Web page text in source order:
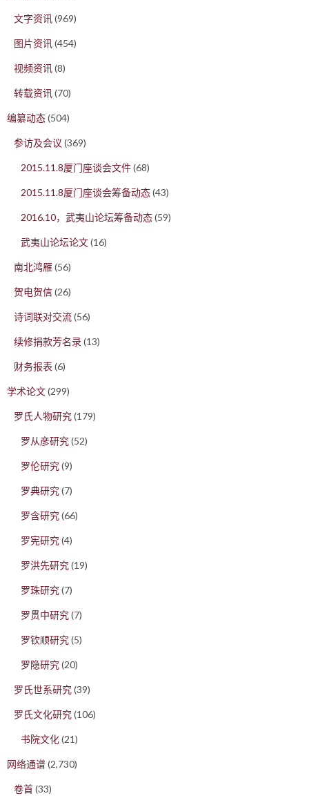
文字资讯(969)
图片资讯(454)
视频资讯(8)
转载资讯(70)
编纂动态(504)
参访及会议 (369)
2015.11.8厦门座谈会文件(68)
2015.11.8厦门座谈会筹备动态(43)
2016.10，武夷山论坛筹备动态(59)
武夷山论坛论文(16)
南北鸿雁(56)
贺电贺信(26)
诗词联对交流(56)
续修捐款芳名录(13)
财务报表 (6)
学术论文(299)
罗氏人物研究(179)
罗从彦研究(52)
罗伦研究(9)
罗典研究(7)
罗含研究(66)
罗宪研究(4)
罗洪先研究(19)
罗珠研究(7)
罗贯中研究(7)
罗钦顺研究(5)
罗隐研究(20)
罗氏世系研究(39)
罗氏文化研究(106)
书院文化(21)
网络通谱(2,730)
卷首(33)